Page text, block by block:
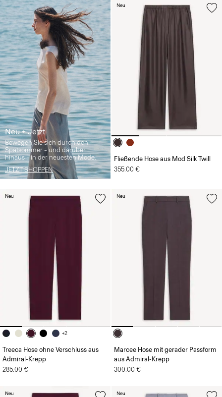
Neu + Jetzt
Bewegen Sie sich durch den
Spätsommer – und darüber
hinaus – in der neuesten Mode.
JETZT SHOPPEN
Fließende Hose aus Mod Silk Twill
355.00 €
Neu
+2
Treeca Hose ohne Verschluss aus
Admiral-Krepp
285.00 €
Neu
Marcee Hose mit gerader Passform
aus Admiral-Krepp
300.00 €
Neu
Neu Neu